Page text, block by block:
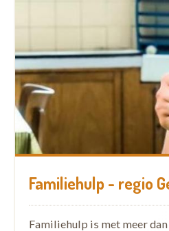
Familiehulp - regio
Familiehulp is met meer